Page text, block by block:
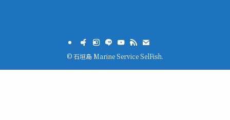
©石垣島 Marine Service SelFish.